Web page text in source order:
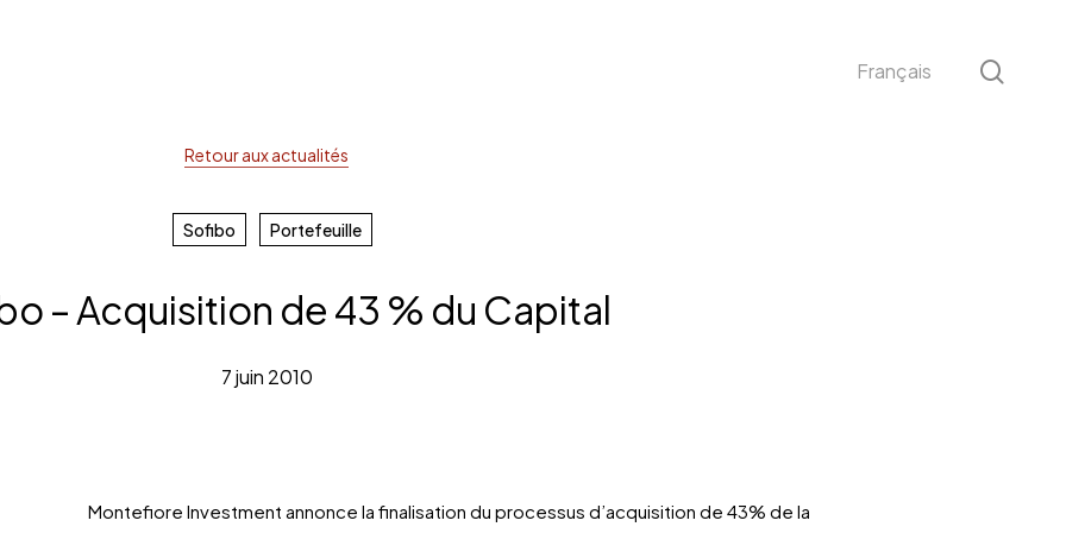
Français
Retour aux actualités
Sofibo Portefeuille
– Acquisition de 43 % du Capital
7 juin 2010
Montefiore Investment annonce la finalisation du processus d’acquisition de 43% de la